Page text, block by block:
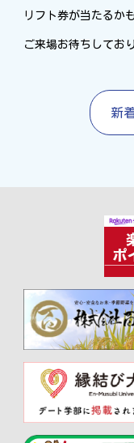
リフト券が当たるか
ご来場お待ちしてお
新